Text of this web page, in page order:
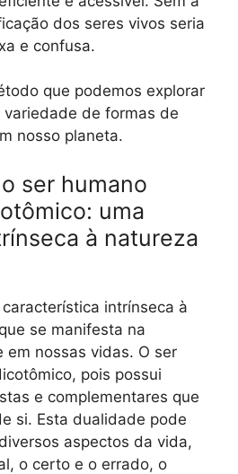
dos seres vivos seria
e confusa.
que podemos explorar
de formas de
nosso planeta.
ser humano
uma
à natureza
intrínseca à
se manifesta na
em nossas vidas. O ser
pois possui
e complementares que
si. Esta dualidade pode
aspectos da vida,
o certo e o errado, o